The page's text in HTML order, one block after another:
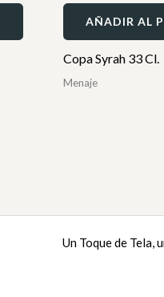
AÑADIR AL
Copa Syrah 33 Cl.
Menaje
Un Toque de Tela,